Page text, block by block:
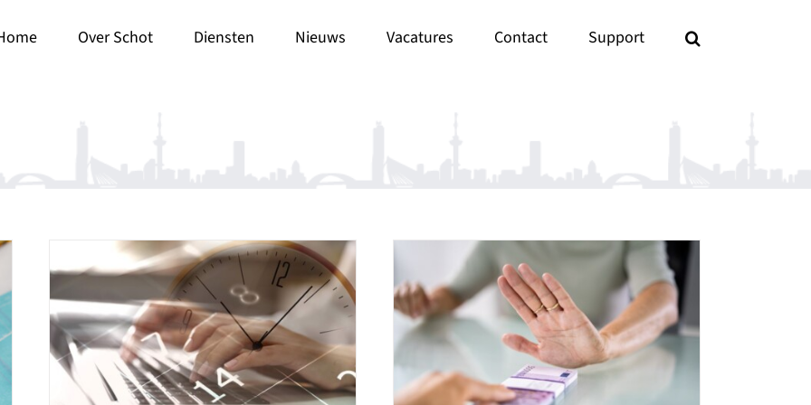
Over Schot Diensten Nieuws Vacatures Contact Support
Geen acceptatieplicht contant
geld voor de Belastingdienst
Invordering